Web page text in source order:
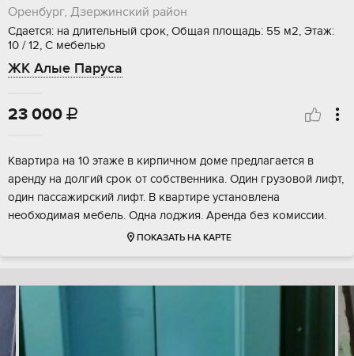
Оренбург, Дзержинский район
Сдается: на длительный срок, Общая площадь: 55 м2, Этаж:
10 / 12, С мебелью
ЖК Алые Паруса
23 000 
Квартира на 10 этаже в кирпичном доме предлагается в
аренду на долгий срок от собственника. Один грузовой лифт,
один пассажирский лифт. В квартире установлена
необходимая мебель. Одна лоджия. Аренда без комиссии.
ПОКАЗАТЬ НА КАРТЕ